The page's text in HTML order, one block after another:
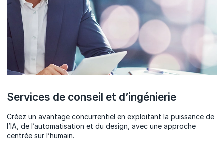
Services de conseil et d’ingénierie
Créez un avantage concurrentiel en exploitant la puissance de
l’IA, de l’automatisation et du design, avec une approche
centrée sur l’humain.